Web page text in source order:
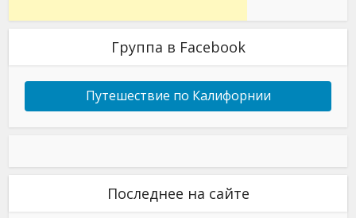
Группа в Facebook
Путешествие по Калифорнии
Последнее на сайте